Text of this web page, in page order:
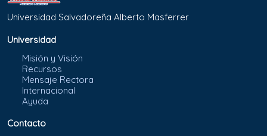
Universidad Salvadoreña Alberto Masferrer
Universidad
Misión y Visión
Recursos
Mensaje Rectora
Internacional
Ayuda
Contacto